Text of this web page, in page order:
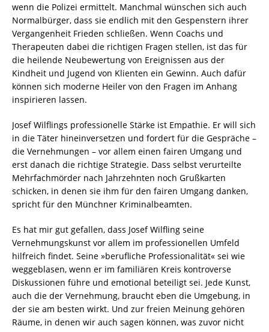
wenn die Polizei ermittelt. Manchmal wünschen sich auch
Normalbürger, dass sie endlich mit den Gespenstern ihrer
Vergangenheit Frieden schließen. Wenn Coachs und
Therapeuten dabei die richtigen Fragen stellen, ist das für
die heilende Neubewertung von Ereignissen aus der
Kindheit und Jugend von Klienten ein Gewinn. Auch dafür
können sich moderne Heiler von den Fragen im Anhang
inspirieren lassen.
Josef Wilflings professionelle Stärke ist Empathie. Er will sich
in die Täter hineinversetzen und fordert für die Gespräche –
die Vernehmungen – vor allem einen fairen Umgang und
erst danach die richtige Strategie. Dass selbst verurteilte
Mehrfachmörder nach Jahrzehnten noch Grußkarten
schicken, in denen sie ihm für den fairen Umgang danken,
spricht für den Münchner Kriminalbeamten.
Es hat mir gut gefallen, dass Josef Wilfling seine
Vernehmungskunst vor allem im professionellen Umfeld
hilfreich findet. Seine »berufliche Professionalität« sei wie
weggeblasen, wenn er im familiären Kreis kontroverse
Diskussionen führe und emotional beteiligt sei. Jede Kunst,
auch die der Vernehmung, braucht eben die Umgebung, in
der sie am besten wirkt. Und zur freien Meinung gehören
Räume, in denen wir auch sagen können, was zuvor nicht